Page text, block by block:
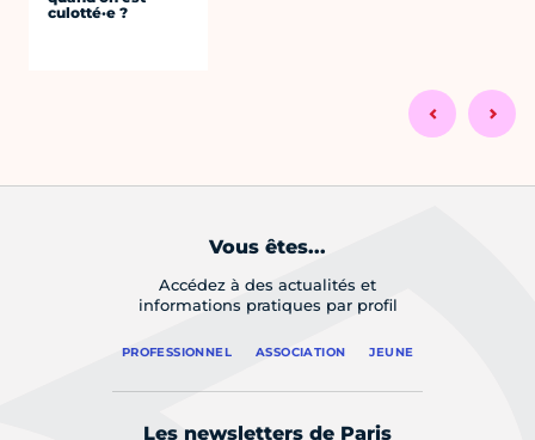
culotté·e ?
Vous êtes...
Accédez à des actualités et
informations pratiques par profil
PROFESSIONNEL ASSOCIATION JEUNE
Les newsletters de Paris